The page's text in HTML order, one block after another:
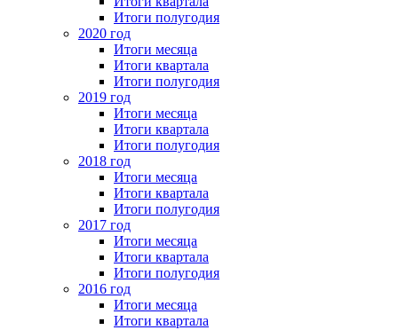
Итоги полугодия
2020 год
Итоги месяца
Итоги квартала
Итоги полугодия
2019 год
Итоги месяца
Итоги квартала
Итоги полугодия
2018 год
Итоги месяца
Итоги квартала
Итоги полугодия
2017 год
Итоги месяца
Итоги квартала
Итоги полугодия
2016 год
Итоги месяца
Итоги квартала